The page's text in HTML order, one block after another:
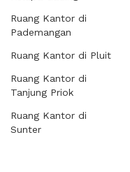
Ruang Kantor di
Pademangan
Ruang Kantor di Pluit
Ruang Kantor di
Tanjung Priok
Ruang Kantor di
Sunter